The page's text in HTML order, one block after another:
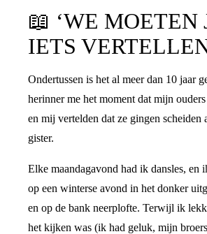
📖 ‘WE MOETEN
IETS
Ondertussen is het al meer dan 10 jaar
herinner me het moment dat mijn
en mij vertelden dat ze gingen scheiden
gister.
Elke maandagavond had ik dansles, en
op een winterse avond in het donker
en op de bank neerplofte. Terwijl ik
het kijken was (ik had geluk, mijn